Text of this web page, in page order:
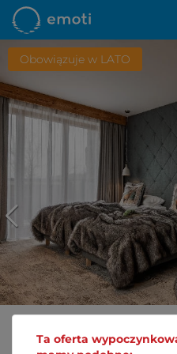
Ta oferta
Obowiązuje w LATO